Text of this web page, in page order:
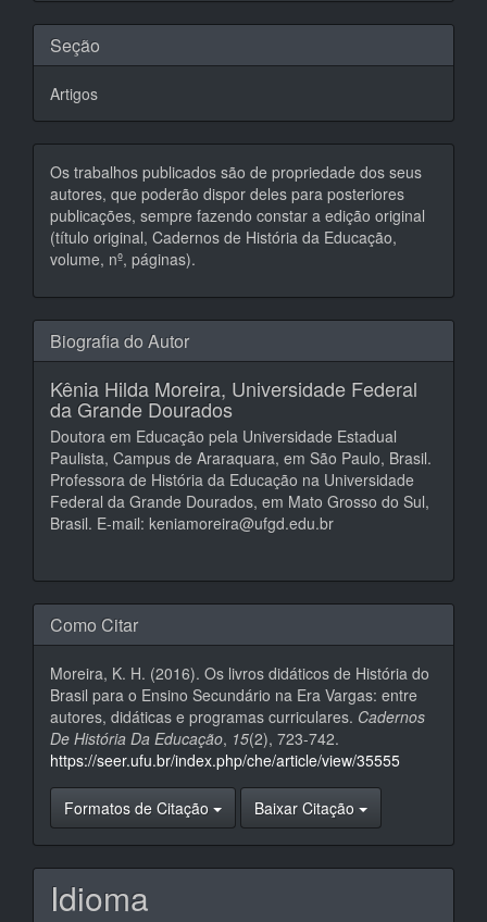
Seção
Artigos
Os trabalhos publicados são de propriedade dos seus
autores, que poderão dispor deles para posteriores
publicações, sempre fazendo constar a edição original
(título original, Cadernos de História da Educação,
volume, nº, páginas).
Biografia do Autor
Kênia Hilda Moreira, Universidade Federal
da Grande Dourados
Doutora em Educação pela Universidade Estadual
Paulista, Campus de Araraquara, em São Paulo, Brasil.
Professora de História da Educação na Universidade
Federal da Grande Dourados, em Mato Grosso do Sul,
Brasil. E-mail: keniamoreira@ufgd.edu.br
Como Citar
Moreira, K. H. (2016). Os livros didáticos de História do
Brasil para o Ensino Secundário na Era Vargas: entre
autores, didáticas e programas curriculares. Cadernos
De História Da Educação, 15(2), 723-742.
https://seer.ufu.br/index.php/che/article/view/35555
Formatos de Citação Baixar Citação
Idioma